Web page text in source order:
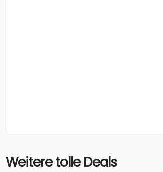
Weitere tolle Deals